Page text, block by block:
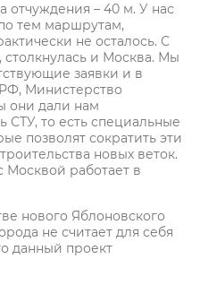
отчуждения – 40 м. У нас
тем маршрутам,
не осталось. С
и Москва. Мы
заявки и в
Министерство
они дали нам
СТУ, то есть специальные
позволят сократить эти
новых веток.
работает в
нового Яблоновского
не считает для себя
данный проект